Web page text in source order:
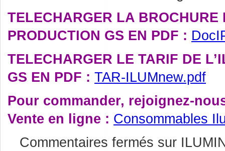
TELECHARGER LA BROCHURE
PRODUCTION GS EN PDF :
TELECHARGER LE TARIF DE
GS EN PDF : TAR-ILUMnew.pdf
Pour commander, rejoignez-
Vente en ligne : Consommables
Commentaires fermés sur